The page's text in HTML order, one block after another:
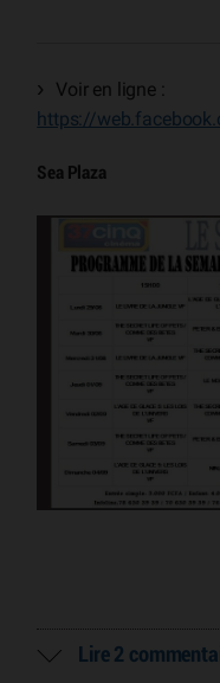
Voir en ligne :
https://
Sea Plaza
Lire 2